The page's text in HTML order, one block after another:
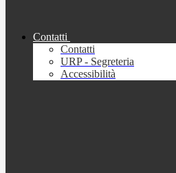
Contatti
Contatti
URP - Segreteria
Accessibilità